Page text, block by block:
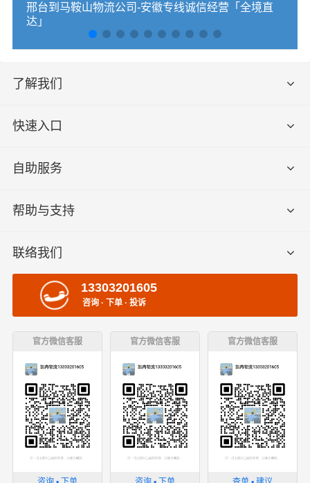
邢台到马鞍山物流公司-安徽专线诚信经营「全境直
达」
了解我们
快速入口
自助服务
帮助与支持
联络我们
13303201605
咨询 · 下单 · 投诉
官方微信客服 官方微信客服 官方微信客服